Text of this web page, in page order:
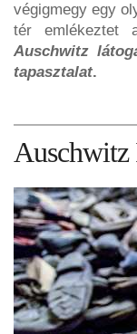
végigmegy egy
tér emlékeztet
Auschwitz
tapasztalat.
Auschwitz